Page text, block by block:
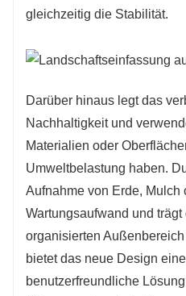
gleichzeitig die Stabilität.
Darüber hinaus legt das
Nachhaltigkeit und
Materialien oder
Umweltbelastung haben.
Aufnahme von Erde, Mulch
Wartungsaufwand und
organisierten
bietet das neue Design
benutzerfreundliche